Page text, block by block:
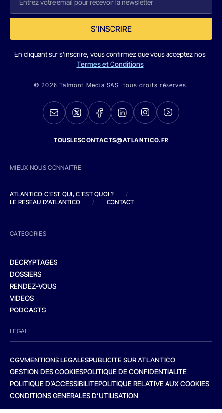
S'INSCRIRE
En cliquant sur s'inscrire, vous confirmez que vous acceptez nos
Termes et Conditions
© 2026 Talmont Media SAS. tous droits réservés.
TOUSLESCONTACTS@ATLANTICO.FR
MIEUX NOUS CONNAITRE
ATLANTICO C'EST QUI, C'EST QUOI ?
/
LE RESEAU D'ATLANTICO
/ CONTACT
CATEGORIES
DECRYPTAGES
DOSSIERS
RENDEZ-VOUS
VIDEOS
PODCASTS
LEGAL
CGVMENTIONS LEGALESPUBLICITE SUR ATLANTICO
GESTION DES COOKIESPOLITIQUE DE CONFIDENTIALITE
POLITIQUE D’ACCESSIBILITEPOLITIQUE RELATIVE AUX COOKIES
CONDITIONS GENERALES D’UTILISATION